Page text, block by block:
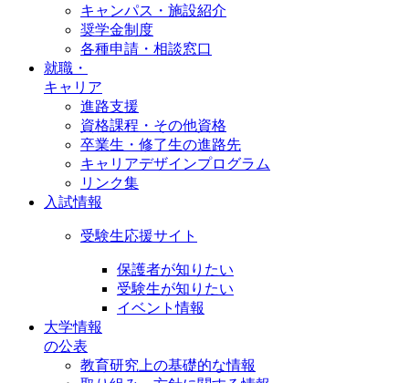
キャンパス・施設紹介
奨学金制度
各種申請・相談窓口
就職・
キャリア
進路支援
資格課程・その他資格
卒業生・修了生の進路先
キャリアデザインプログラム
リンク集
入試情報
受験生応援サイト
保護者が知りたい
受験生が知りたい
イベント情報
大学情報
の公表
教育研究上の基礎的な情報